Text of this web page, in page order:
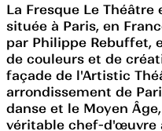
La Fresque Le
située à Paris, en
par Philippe Rebuffet,
de couleurs et de
façade de l'Artistic
arrondissement de
danse et le Moyen
véritable chef-d'œuvre